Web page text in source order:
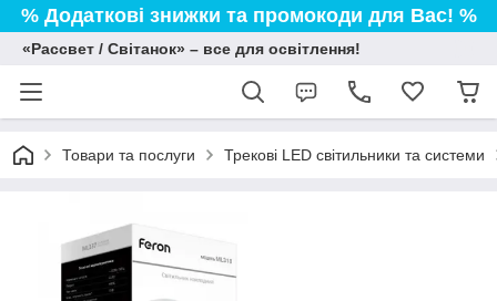
% Додаткові знижки та промокоди для Вас! %
«Рассвет / Світанок» – все для освітлення!
Товари та послуги Трекові LED світильники та системи